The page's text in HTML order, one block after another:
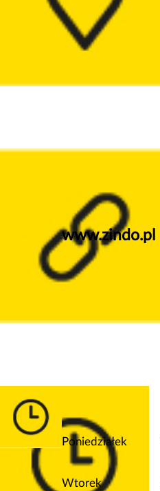
www.zindo.pl
Poniedziałek
Wtorek